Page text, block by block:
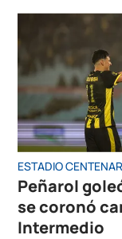
ESTADIO
Peñarol
se coronó
Intermedio